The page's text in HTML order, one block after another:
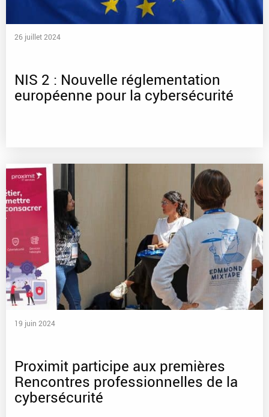
26 juillet 2024
NIS 2 : Nouvelle réglementation
européenne pour la cybersécurité
19 juin 2024
Proximit participe aux premières
Rencontres professionnelles de la
cybersécurité